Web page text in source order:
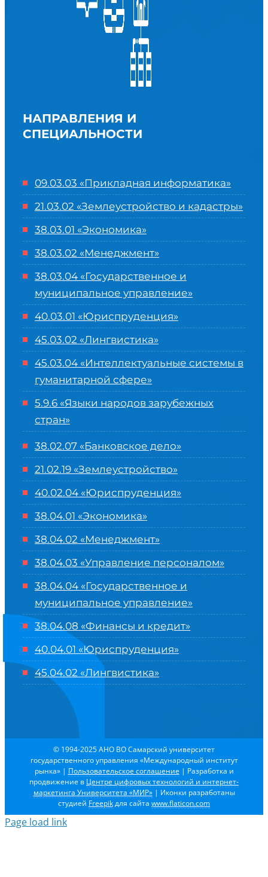
НАПРАВЛЕНИЯ И
СПЕЦИАЛЬНОСТИ
09.03.03 «Прикладная информатика»
21.03.02 «Землеустройство и кадастры»
38.03.01 «Экономика»
38.03.02 «Менеджмент»
38.03.04 «Государственное и
муниципальное управление»
40.03.01 «Юриспруденция»
45.03.02 «Лингвистика»
45.03.04 «Интеллектуальные системы в
гуманитарной сфере»
5.9.6 «Языки народов зарубежных
стран»
38.02.07 «Банковское дело»
21.02.19 «Землеустройство»
40.02.04 «Юриспруденция»
38.04.01 «Экономика»
38.04.02 «Менеджмент»
38.04.03 «Управление персоналом»
38.04.04 «Государственное и
муниципальное управление»
38.04.08 «Финансы и кредит»
40.04.01 «Юриспруденция»
45.04.02 «Лингвистика»
© 1994-2025 АНО ВО Самарский университет
государственного управления «Международный институт
рынка» | Пользовательское соглашение | Разработка и
продвижение в Центре цифровых технологий и интернет-
маркетинга Университета «МИР»| Иконки разработаны
студией Freepikдля сайта www.flaticon.com
Page load link